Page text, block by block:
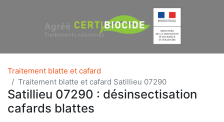
Traitement blatte et cafard
Traitement blatte et cafard Satillieu 07290
Satillieu 07290 : désinsectisation
cafards blattes